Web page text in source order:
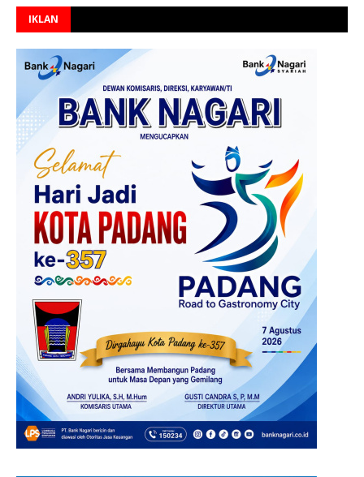
IKLAN